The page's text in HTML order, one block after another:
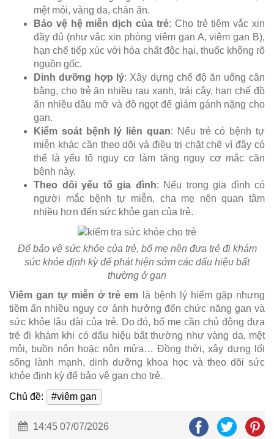
mệt mỏi, vàng da, chán ăn.
Bảo vệ hệ miễn dịch của trẻ: Cho trẻ tiêm vắc xin
đầy đủ (như vắc xin phòng viêm gan A, viêm gan B),
hạn chế tiếp xúc với hóa chất độc hại, thuốc không rõ
nguồn gốc.
Dinh dưỡng hợp lý: Xây dựng chế độ ăn uống cân
bằng, cho trẻ ăn nhiều rau xanh, trái cây, hạn chế đồ
ăn nhiều dầu mỡ và đồ ngọt để giảm gánh nặng cho
gan.
Kiểm soát bệnh lý liên quan: Nếu trẻ có bệnh tự
miễn khác cần theo dõi và điều trị chặt chẽ vì đây có
thể là yếu tố nguy cơ làm tăng nguy cơ mắc căn
bệnh này.
Theo dõi yếu tố gia đình: Nếu trong gia đình có
người mắc bệnh tự miễn, cha mẹ nên quan tâm
nhiều hơn đến sức khỏe gan của trẻ.
Để bảo vệ sức khỏe của trẻ, bố mẹ nên đưa trẻ đi khám
sức khỏe định kỳ để phát hiện sớm các dấu hiệu bất
thường ở gan
Viêm gan tự miễn ở trẻ em là bệnh lý hiếm gặp nhưng
tiềm ẩn nhiều nguy cơ ảnh hưởng đến chức năng gan và
sức khỏe lâu dài của trẻ. Do đó, bố mẹ cần chủ động đưa
trẻ đi khám khi có dấu hiệu bất thường như vàng da, mệt
mỏi, buồn nôn hoặc nôn mửa… Đồng thời, xây dựng lối
sống lành mạnh, dinh dưỡng khoa học và theo dõi sức
khỏe định kỳ để bảo vệ gan cho trẻ.
Chủ đề:
#viêm gan
14:45 07/07/2026